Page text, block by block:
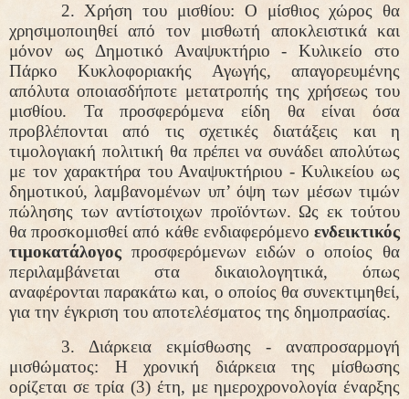
2. Χρήση του μισθίου: Ο μίσθιος χώρος θα
χρησιμοποιηθεί από τον μισθωτή αποκλειστικά και
μόνον ως Δημοτικό Αναψυκτήριο - Κυλικείο στο
Πάρκο Κυκλοφοριακής Αγωγής, απαγορευμένης
απόλυτα οποιασδήποτε μετατροπής της χρήσεως του
μισθίου. Τα προσφερόμενα είδη θα είναι όσα
προβλέπονται από τις σχετικές διατάξεις και η
τιμολογιακή πολιτική θα πρέπει να συνάδει απολύτως
με τον χαρακτήρα του Αναψυκτήριου - Κυλικείου ως
δημοτικού, λαμβανομένων υπ’ όψη των μέσων τιμών
πώλησης των αντίστοιχων προϊόντων. Ως εκ τούτου
θα προσκομισθεί από κάθε ενδιαφερόμενο ενδεικτικός
τιμοκατάλογος προσφερόμενων ειδών ο οποίος θα
περιλαμβάνεται στα δικαιολογητικά, όπως
αναφέρονται παρακάτω και, ο οποίος θα συνεκτιμηθεί,
για την έγκριση του αποτελέσματος της δημοπρασίας.
3. Διάρκεια εκμίσθωσης - αναπροσαρμογή
μισθώματος: Η χρονική διάρκεια της μίσθωσης
ορίζεται σε τρία (3) έτη, με ημεροχρονολογία έναρξης